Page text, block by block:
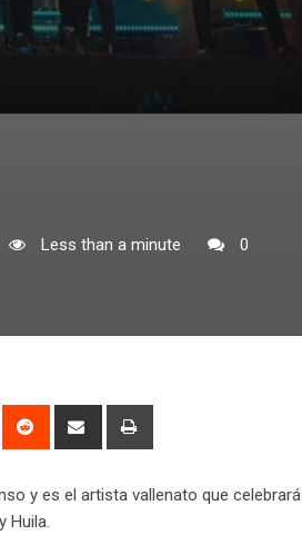
Less than a minute 0
Pinterest Reddit
Share
y es el artista vallenato que celebrará
Huila.